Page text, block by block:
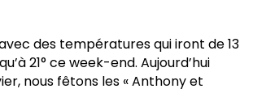
des températures qui iront de 13
21° ce week-end. Aujourd’hui
nous fêtons les « Anthony et